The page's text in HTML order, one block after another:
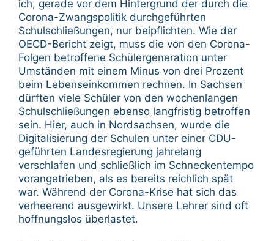
ich, gerade vor dem Hintergrund der durch die
Corona-Zwangspolitik durchgeführten
Schulschließungen, nur beipflichten. Wie der
OECD-Bericht zeigt, muss die von den Corona-
Folgen betroffene Schülergeneration unter
Umständen mit einem Minus von drei Prozent
beim Lebenseinkommen rechnen. In Sachsen
dürften viele Schüler von den wochenlangen
Schulschließungen ebenso langfristig betroffen
sein. Hier, auch in Nordsachsen, wurde die
Digitalisierung der Schulen unter einer CDU-
geführten Landesregierung jahrelang
verschlafen und schließlich im Schneckentempo
vorangetrieben, als es bereits reichlich spät
war. Während der Corona-Krise hat sich das
verheerend ausgewirkt. Unsere Lehrer sind oft
hoffnungslos überlastet.